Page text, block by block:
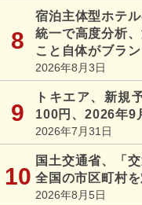
宿泊主体型ホテ
統一で高度分析
こと自体がブラ
2026年8月3日
トキエア、新規
100円、2026年9
2026年7月31日
国土交通省、「
全国の市区町村
2026年8月5日